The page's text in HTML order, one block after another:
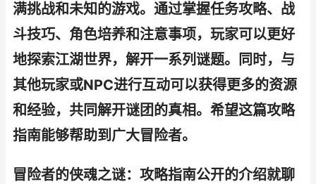
满挑战和未知的游戏。通过掌握任务攻略、战
斗技巧、角色培养和注意事项，玩家可以更好
地探索江湖世界，解开一系列谜题。同时，与
其他玩家或NPC进行互动可以获得更多的资源
和经验，共同解开谜团的真相。希望这篇攻略
指南能够帮助到广大冒险者。
冒险者的侠魂之谜：攻略指南公开的介绍就聊